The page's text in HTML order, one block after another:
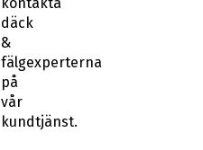
däck
&
fälgexperterna
på
vår
kundtjänst.